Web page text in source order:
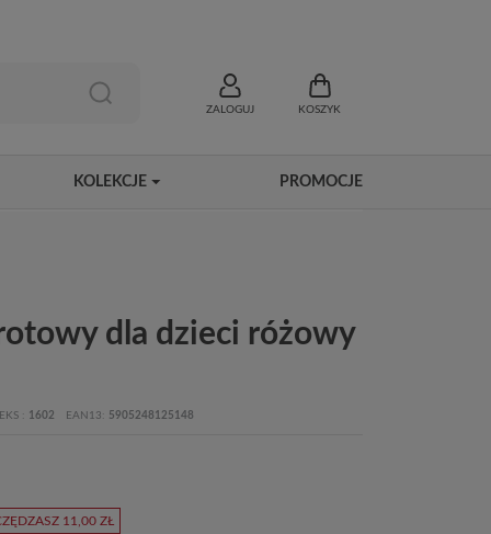
ZALOGUJ KOSZYK
KOLEKCJE PROMOCJE
dla dzieci różowy
1602 EAN13 5905248125148
11,00 ZŁ